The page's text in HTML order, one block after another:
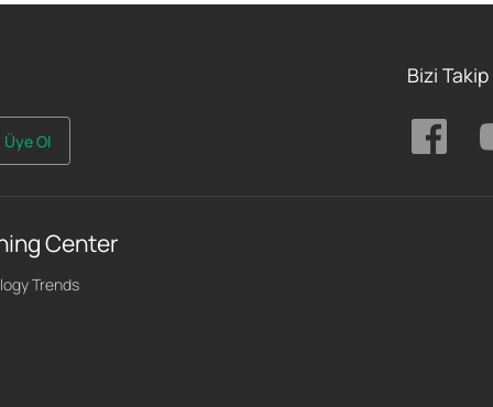
Üye Ol
Bizi
Center
Trends